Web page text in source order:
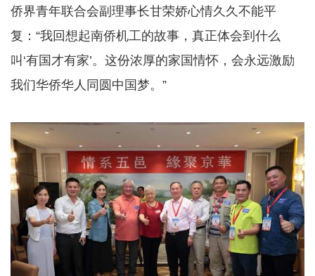
侨界青年联合会副理事长甘荣娇心情久久不能平
复：“我回想起南侨机工的故事，真正体会到什么
叫‘有国才有家’。这份浓厚的家国情怀，会永远激励
我们华侨华人同圆中国梦。”